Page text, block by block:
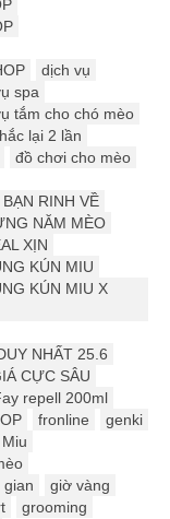
dịch vụ
spa
tắm cho chó mèo
lại 2 lần
đồ chơi cho mèo
RINH VỀ
NĂM MÈO
XỊN
KÚN MIU
KÚN MIU X
NHẤT 25.6
CỰC SÂU
repell 200ml
fronline
genki
gian
giờ vàng
grooming